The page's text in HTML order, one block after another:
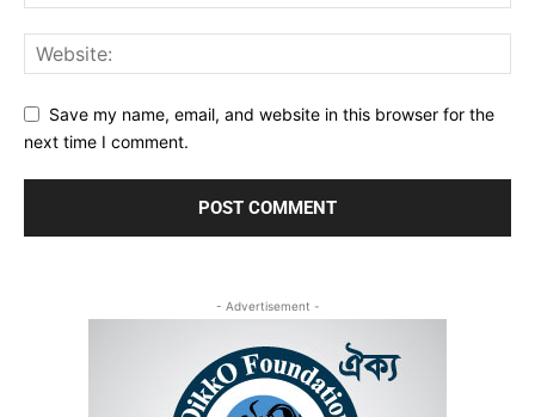
Save my name, email, and website in this browser for the
next time I comment.
- Advertisement -